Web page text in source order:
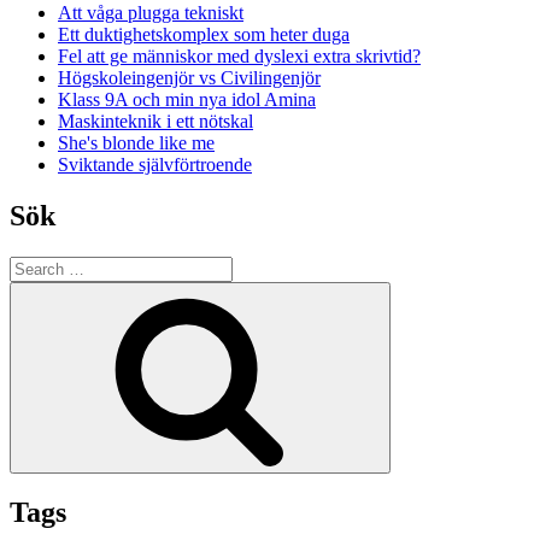
Att våga plugga tekniskt
Ett duktighetskomplex som heter duga
Fel att ge människor med dyslexi extra skrivtid?
Högskoleingenjör vs Civilingenjör
Klass 9A och min nya idol Amina
Maskinteknik i ett nötskal
She's blonde like me
Sviktande självförtroende
Sök
Search
for:
Tags